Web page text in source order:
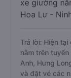
xe giường
Hoa Lư -
Trả lời: Hiện
nằm trên
Anh, Hưng
và đặt vé các